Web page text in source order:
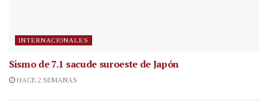
INTERNACIONALES
Sismo de 7.1 sacude suroeste de Japón
HACE 2 SEMANAS